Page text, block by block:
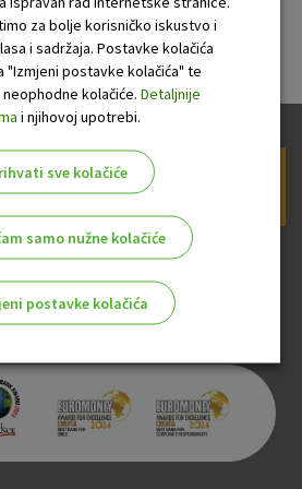
je novekamatne stopena
poduzeća i obrtnike koje stupaju
OTP banke
za bolje korisničko iskustvo i
i sadržaja. Postavke kolačića
"Izmjeni postavke kolačića" te
kolačiće. Detaljnije
i njihovoj upotrebi.
sve kolačiće
samo nužne kolačiće
postavke kolačića